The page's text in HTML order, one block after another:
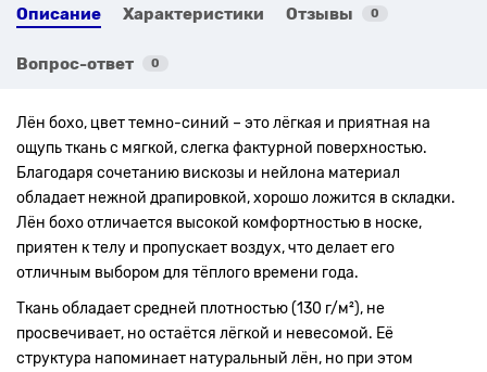
Описание Характеристики Отзывы 0
Вопрос-ответ 0
Лён бохо, цвет темно-синий – это лёгкая и приятная на
ощупь ткань с мягкой, слегка фактурной поверхностью.
Благодаря сочетанию вискозы и нейлона материал
обладает нежной драпировкой, хорошо ложится в складки.
Лён бохо отличается высокой комфортностью в носке,
приятен к телу и пропускает воздух, что делает его
отличным выбором для тёплого времени года.
Ткань обладает средней плотностью (130 г/м²), не
просвечивает, но остаётся лёгкой и невесомой. Её
структура напоминает натуральный лён, но при этом